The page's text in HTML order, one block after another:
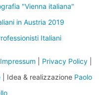
"Vienna italiana"
in Austria 2019
Italiani
Impressum Privacy Policy|
| Idea & realizzazione Paolo